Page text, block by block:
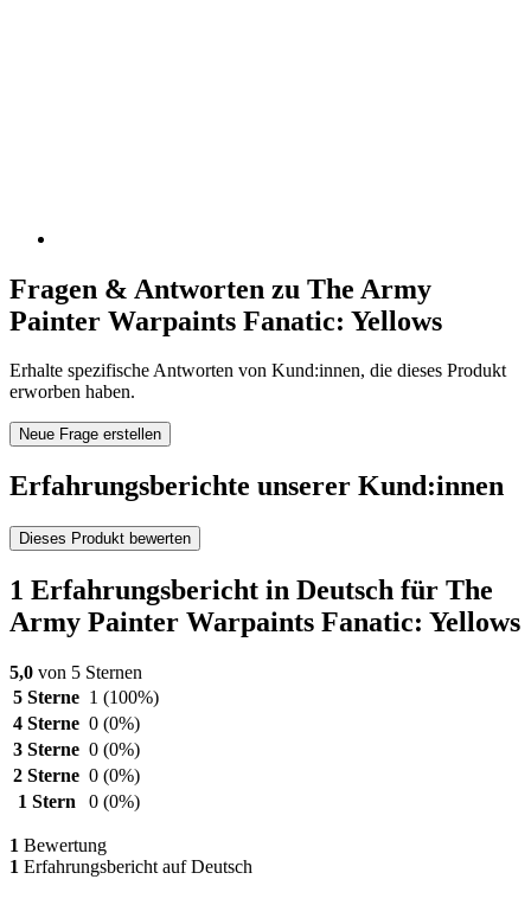
Fragen & Antworten zu The Army
Painter Warpaints Fanatic: Yellows
Erhalte spezifische Antworten von Kund:innen, die dieses Produkt
erworben haben.
Neue Frage erstellen
Erfahrungsberichte unserer Kund:innen
Dieses Produkt bewerten
1 Erfahrungsbericht in Deutsch für The
Army Painter Warpaints Fanatic: Yellows
5,0 von 5 Sternen
5 Sterne 1 (100%)
4 Sterne 0 (0%)
3 Sterne 0 (0%)
2 Sterne 0 (0%)
1 Stern
0 (0%)
1 Bewertung
1 Erfahrungsbericht auf Deutsch